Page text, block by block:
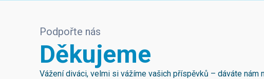
Podpořte nás
Děkujeme
Vážení diváci, velmi si vážíme vašich příspěvků – dáváte nám